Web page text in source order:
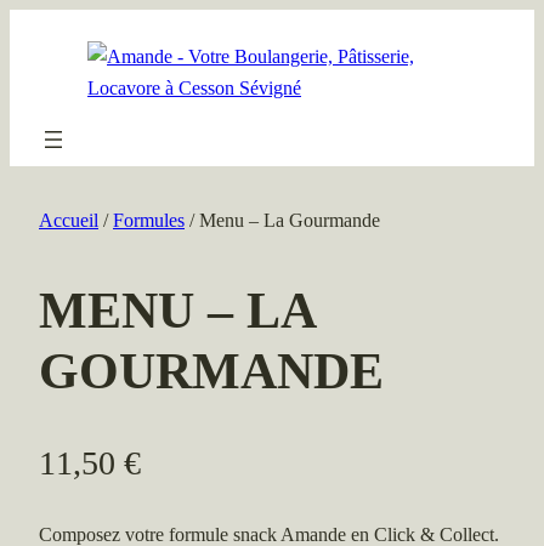
Accueil /Formules / Menu – La Gourmande
MENU – LA
GOURMANDE
11,50 €
Composez votre formule snack Amande en Click & Collect.